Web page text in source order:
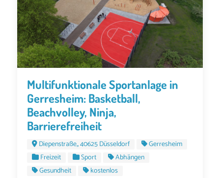
Multifunktionale Sportanlage in
Gerresheim: Basketball,
Beachvolley, Ninja,
Barrierefreiheit
Diepenstraße,, 40625 Düsseldorf
Gerresheim
Freizeit
Sport
Abhängen
Gesundheit
kostenlos